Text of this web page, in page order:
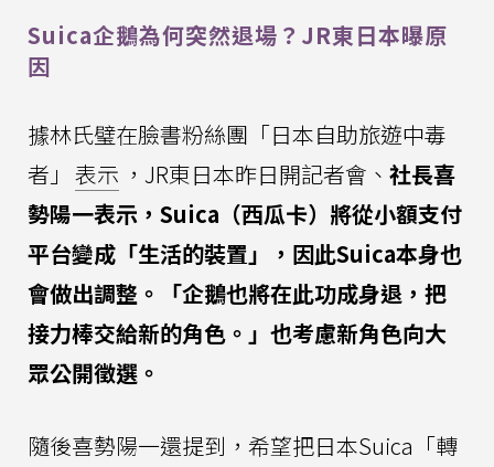
Suica企鵝為何突然退場？JR東日本曝原
因
據林氏璧在臉書粉絲團「日本自助旅遊中毒
者」 表示 ，JR東日本昨日開記者會、 社長喜
勢陽一表示，Suica（西瓜卡）將從小額支付
平台變成「生活的裝置」，因此Suica本身也
會做出調整。「企鵝也將在此功成身退，把
接力棒交給新的角色。」也考慮新角色向大
眾公開徵選。
隨後喜勢陽一還提到，希望把日本Suica「轉